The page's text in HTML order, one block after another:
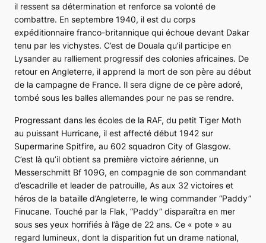
il ressent sa détermination et renforce sa volonté de
combattre. En septembre 1940, il est du corps
expéditionnaire franco-britannique qui échoue devant Dakar
tenu par les vichystes. C’est de Douala qu’il participe en
Lysander au ralliement progressif des colonies africaines. De
retour en Angleterre, il apprend la mort de son père au début
de la campagne de France. Il sera digne de ce père adoré,
tombé sous les balles allemandes pour ne pas se rendre.
Progressant dans les écoles de la RAF, du petit Tiger Moth
au puissant Hurricane, il est affecté début 1942 sur
Supermarine Spitfire, au 602 squadron City of Glasgow.
C’est là qu’il obtient sa première victoire aérienne, un
Messerschmitt Bf 109G, en compagnie de son commandant
d’escadrille et leader de patrouille, As aux 32 victoires et
héros de la bataille d’Angleterre, le wing commander “Paddy”
Finucane. Touché par la Flak, “Paddy” disparaîtra en mer
sous ses yeux horrifiés à l’âge de 22 ans. Ce « pote » au
regard lumineux, dont la disparition fut un drame national,